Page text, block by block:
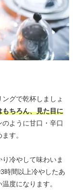
グで乾杯しましょ
もちろん、見た目に
ように甘口・辛口
す。
冷やして味わいま
時間以上冷やしたあ
度になります。